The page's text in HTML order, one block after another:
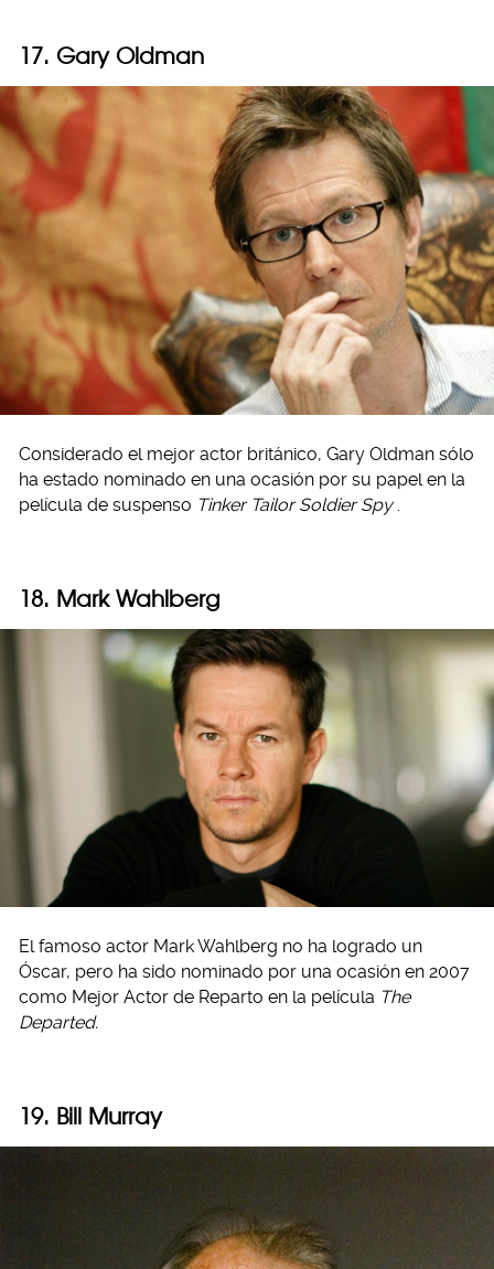
17. Gary Oldman
Considerado el mejor actor británico, Gary Oldman sólo
ha estado nominado en una ocasión por su papel en la
película de suspenso Tinker Tailor Soldier Spy
18. Mark Wahlberg
El famoso actor Mark Wahlberg no ha logrado un
Óscar, pero ha sido nominado por una ocasión en 2007
como Mejor Actor de Reparto en la película The
Departed.
19. Bill Murray